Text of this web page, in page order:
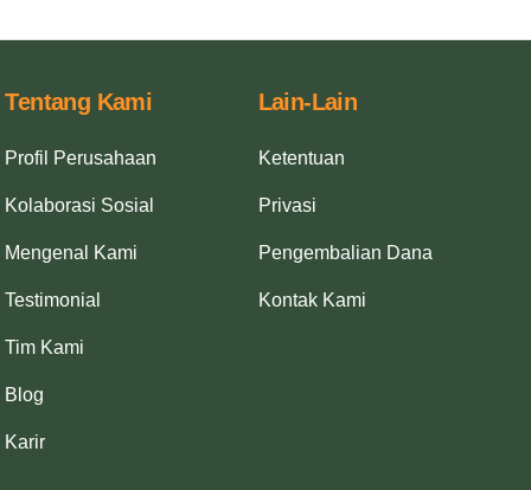
Tentang Kami
Profil Perusahaan
Kolaborasi Sosial
Mengenal Kami
Testimonial
Tim Kami
Blog
Karir
Lain-Lain
Ketentuan
Privasi
Pengembalian Dana
Kontak Kami